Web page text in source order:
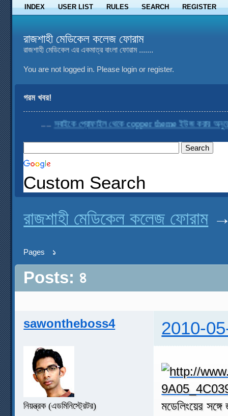
INDEX USER LIST RULES SEARCH REGISTER
রাজশাহী মেডিকেল কলেজ ফোরাম
রাজশাহী মেডিকেল এর একমাত্র বাংলা ফোরাম .......
You are not logged in. Please login or register.
গরম খবর!
সবাইকে প্রোফাইল থেকে copper theme ইউজ করার অনুরোধ
Custom Search
রাজশাহী মেডিকেল কলেজ ফোরাম
Pages ১
Posts: ৪
sawontheboss4 2010-
নিয়ন্ত্রক (এডমিনিস্ট্রেটর)
মডেলিংয়ের